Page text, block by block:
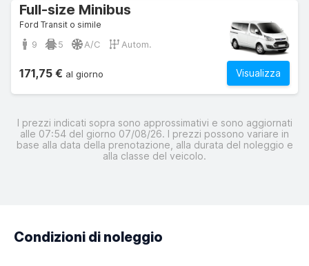
Full-size Minibus
Ford Transit o simile
9 5 A/C Autom.
Visualizza
171,75 € al giorno
I prezzi indicati sopra sono approssimativi e sono aggiornati
alle 07:54 del giorno 07/08/26. I prezzi possono variare in
base alla data della prenotazione, alla durata del noleggio e
alla classe del veicolo.
Condizioni di noleggio